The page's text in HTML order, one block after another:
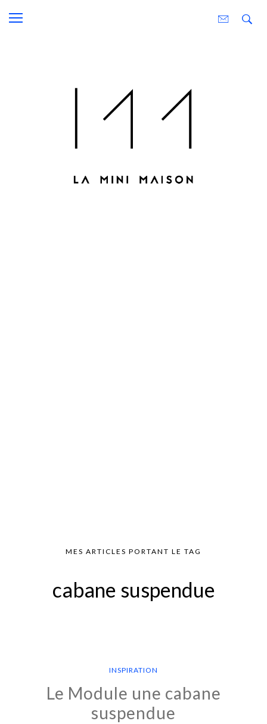
MES ARTICLES PORTANT LE TAG
cabane suspendue
INSPIRATION
Le Module une cabane
suspendue